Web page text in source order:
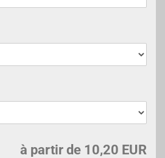
à partir de 10,20 EUR